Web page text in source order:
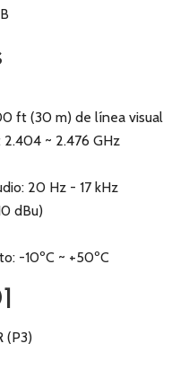
ft (30 m) de línea visual
~ 2.476 GHz
20 Hz - 17 kHz
dBu)
-10ºC ~ +50ºC
(P3)